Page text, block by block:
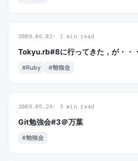
2009.06.02 1 min read
Tokyu.rb#8に行ってきた，が・・
#Ruby #勉強会
2009.05.24 3 min read
Git勉強会#3＠万葉
#勉強会